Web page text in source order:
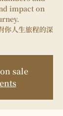
impact on
你人生旅程的深
sale